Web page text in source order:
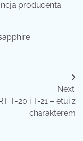
producenta.
Next:
T-20 i T-21 – etui z
charakterem